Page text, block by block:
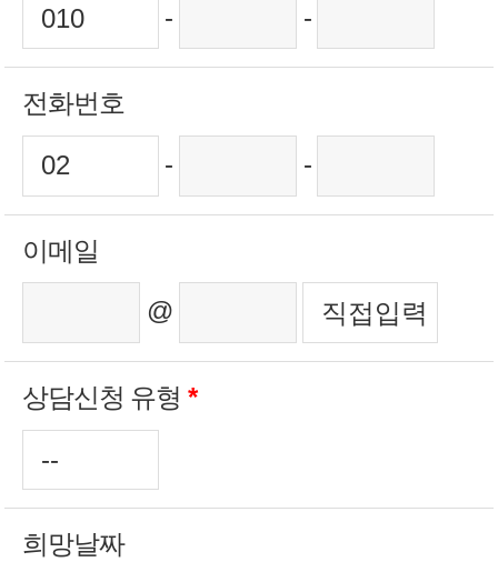
- -
전화번호
- -
이메일
@
상담신청 유형 *
희망날짜